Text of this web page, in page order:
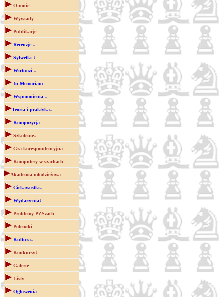
O mnie
Wywiady
Publikacje
Recenzje ↓
Sylwetki ↓
Wirtuozi ↓
In Memoriam
Wspomnienia ↓
Teoria i praktyka↓
Kompozycja
Szkolenie↓
Gra korespondencyjna
Komputery w szachach
Akademia młodzieżowa
Ciekawostki↓
Wydarzenia↓
Problemy PZSzach
Polemiki
Kultura↓
Konkursy↓
Galerie
Listy
Ogłoszenia